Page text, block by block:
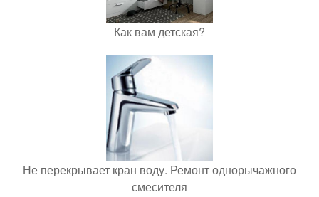
Как вам детская?
Не перекрывает кран воду. Ремонт однорычажного
смесителя